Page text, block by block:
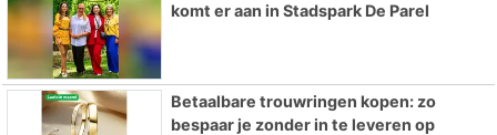
komt er aan in Stadspark De Parel
Betaalbare trouwringen kopen: zo
bespaar je zonder in te leveren op